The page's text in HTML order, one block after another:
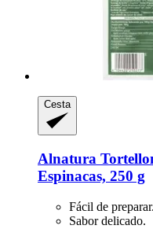
Cesta
Alnatura
Espinacas, 250 g
Fácil de preparar.
Sabor delicado.